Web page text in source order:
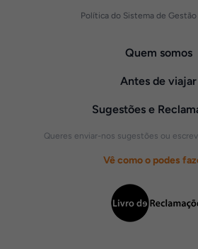
Política do Sistema de
Quem somos
Antes de viajar
Sugestões e
Queres enviar-nos sugestões ou
Vê como o podes